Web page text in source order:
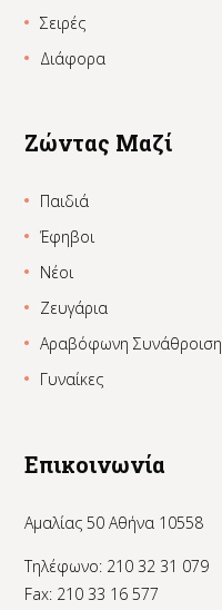
Σειρές
Διάφορα
Ζώντας Μαζί
Παιδιά
Έφηβοι
Νέοι
Ζευγάρια
Αραβόφωνη Συνάθροιση
Γυναίκες
Επικοινωνία
Αμαλίας 50 Αθήνα 10558
Τηλέφωνο: 210 32 31 079
Fax: 210 33 16 577